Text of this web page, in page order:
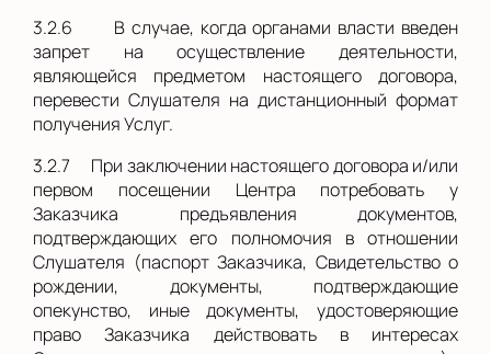
3.2.6
В случае, когда органами власти введен
запрет на осуществление деятельности,
являющейся предметом настоящего договора,
перевести Слушателя на дистанционный формат
получения Услуг.
3.2.7
При заключении настоящего договора и/или
первом посещении Центра потребовать у
Заказчика предъявления документов,
подтверждающих его полномочия в отношении
Слушателя (паспорт Заказчика, Свидетельство о
рождении, документы, подтверждающие
опекунство, иные документы, удостоверяющие
право Заказчика действовать в интересах